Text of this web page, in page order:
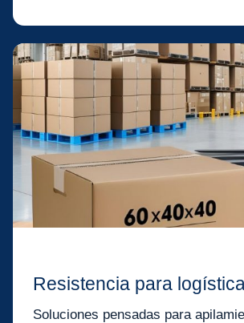
Resistencia para
Soluciones pensadas para